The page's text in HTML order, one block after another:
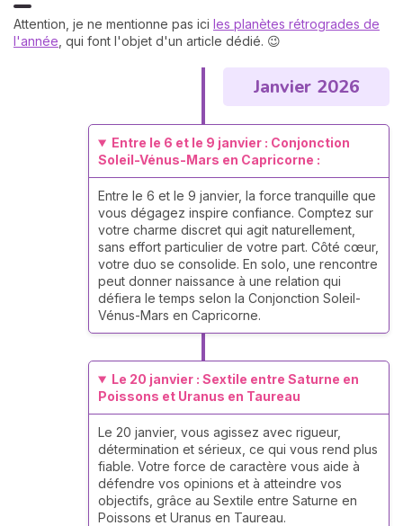
Attention, je ne mentionne pas ici les planètes rétrogrades de
l'année , qui font l'objet d'un article dédié. 😉
Janvier 2026
Entre le 6 et le 9 janvier : Conjonction
Soleil-Vénus-Mars en Capricorne :
Entre le 6 et le 9 janvier, la force tranquille que
vous dégagez inspire confiance. Comptez sur
votre charme discret qui agit naturellement,
sans effort particulier de votre part. Côté cœur,
votre duo se consolide. En solo, une rencontre
peut donner naissance à une relation qui
défiera le temps selon la Conjonction Soleil-
Vénus-Mars en Capricorne.
Le 20 janvier : Sextile entre Saturne en
Poissons et Uranus en Taureau
Le 20 janvier, vous agissez avec rigueur,
détermination et sérieux, ce qui vous rend plus
fiable. Votre force de caractère vous aide à
défendre vos opinions et à atteindre vos
objectifs, grâce au Sextile entre Saturne en
Poissons et Uranus en Taureau.